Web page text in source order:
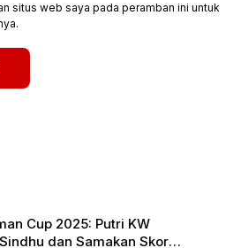
situs web saya pada peramban ini untuk
Cup 2025: Putri KW
dan Samakan Skor